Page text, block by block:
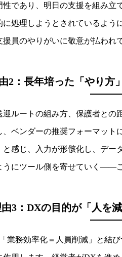
であり、明日の支援を組み
処理しようとされているよ
員のやりがいに敬意が払われ
2：長年培った「やり方
ルートの組み方、保護者と
、ベンダーの推奨フォーマッ
感じ、入力が形骸化し、デ
にツール側を寄せていく――
3：DXの目的が「人を
業務効率化＝人員削減」と結